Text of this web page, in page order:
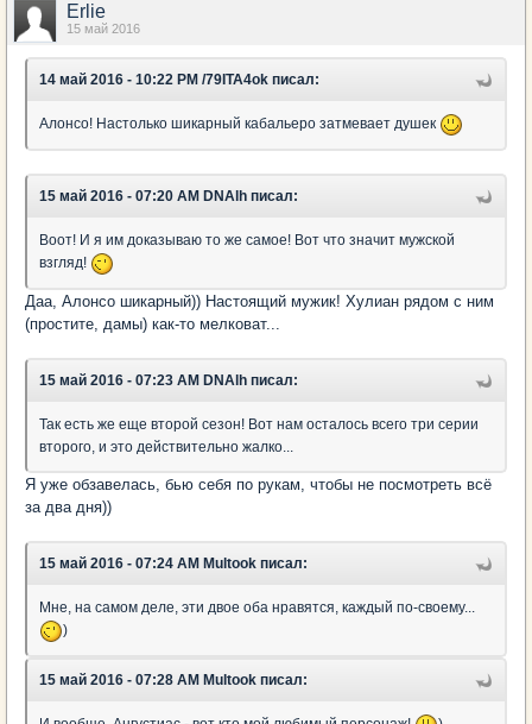
Erlie
15 май 2016
14 май 2016 - 10:22 PM /79ITA4ok писал:
Алонсо! Настолько шикарный кабальеро затмевает душек
15 май 2016 - 07:20 AM DNAlh писал:
Воот! И я им доказываю то же самое! Вот что значит мужской
взгляд!
Даа, Алонсо шикарный)) Настоящий мужик! Хулиан рядом с ним
(простите, дамы) как-то мелковат...
15 май 2016 - 07:23 AM DNAlh писал:
Так есть же еще второй сезон! Вот нам осталось всего три серии
второго, и это действительно жалко...
Я уже обзавелась, бью себя по рукам, чтобы не посмотреть всё
за два дня))
15 май 2016 - 07:24 AM Multook писал:
Мне, на самом деле, эти двое оба нравятся, каждый по-своему...
)
15 май 2016 - 07:28 AM Multook писал: